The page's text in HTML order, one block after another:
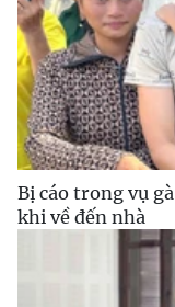
Bị cáo trong vụ
khi về đến nhà